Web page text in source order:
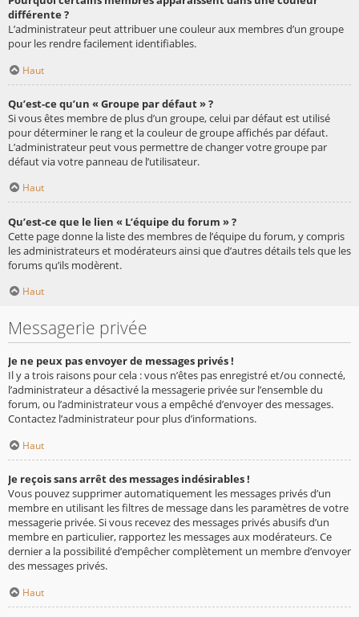
différente ?
L’administrateur peut attribuer une couleur aux membres d’un groupe
pour les rendre facilement identifiables.
Haut
Qu’est-ce qu’un « Groupe par défaut » ?
Si vous êtes membre de plus d’un groupe, celui par défaut est utilisé
pour déterminer le rang et la couleur de groupe affichés par défaut.
L’administrateur peut vous permettre de changer votre groupe par
défaut via votre panneau de l’utilisateur.
Haut
Qu’est-ce que le lien « L’équipe du forum » ?
Cette page donne la liste des membres de l’équipe du forum, y compris
les administrateurs et modérateurs ainsi que d’autres détails tels que les
forums qu’ils modèrent.
Haut
Messagerie privée
Je ne peux pas envoyer de messages privés !
Il y a trois raisons pour cela : vous n’êtes pas enregistré et/ou connecté,
l’administrateur a désactivé la messagerie privée sur l’ensemble du
forum, ou l’administrateur vous a empêché d’envoyer des messages.
Contactez l’administrateur pour plus d’informations.
Haut
Je reçois sans arrêt des messages indésirables !
Vous pouvez supprimer automatiquement les messages privés d’un
membre en utilisant les filtres de message dans les paramètres de votre
messagerie privée. Si vous recevez des messages privés abusifs d’un
membre en particulier, rapportez les messages aux modérateurs. Ce
dernier a la possibilité d’empêcher complètement un membre d’envoyer
des messages privés.
Haut